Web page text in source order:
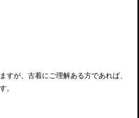
すが、古着にご理解ある方であれば、
。